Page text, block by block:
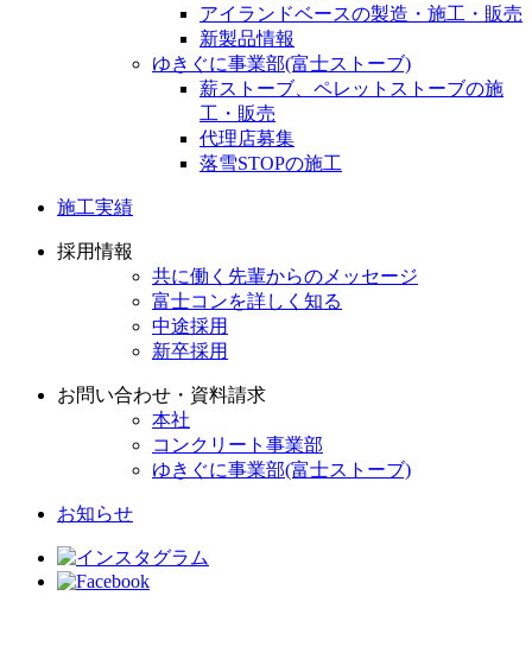
アイランドベースの製造・施工・販売
新製品情報
ゆきぐに事業部(富士ストーブ)
薪ストーブ、ペレットストーブの施
工・販売
代理店募集
落雪STOPの施工
施工実績
採用情報
共に働く先輩からのメッセージ
富士コンを詳しく知る
中途採用
新卒採用
お問い合わせ・資料請求
本社
コンクリート事業部
ゆきぐに事業部(富士ストーブ)
お知らせ